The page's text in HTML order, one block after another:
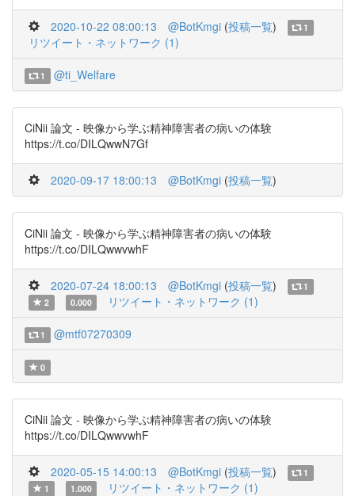
2020-10-22 08:00:13 @BotKmgi (投稿一覧) 1
リツイート・ネットワーク (1)
1 @ti_Welfare
CiNii 論文 - 映像から学ぶ精神障害者の病いの体験
https://t.co/DILQwwN7Gf
2020-09-17 18:00:13 @BotKmgi (投稿一覧)
CiNii 論文 - 映像から学ぶ精神障害者の病いの体験
https://t.co/DILQwwvwhF
2020-07-24 18:00:13 @BotKmgi (投稿一覧)
1
2
0.000 リツイート・ネットワーク (1)
1 @mtf07270309
0
CiNii 論文 - 映像から学ぶ精神障害者の病いの体験
https://t.co/DILQwwvwhF
2020-05-15 14:00:13 @BotKmgi (投稿一覧)
1
1
1.000 リツイート・ネットワーク (1)